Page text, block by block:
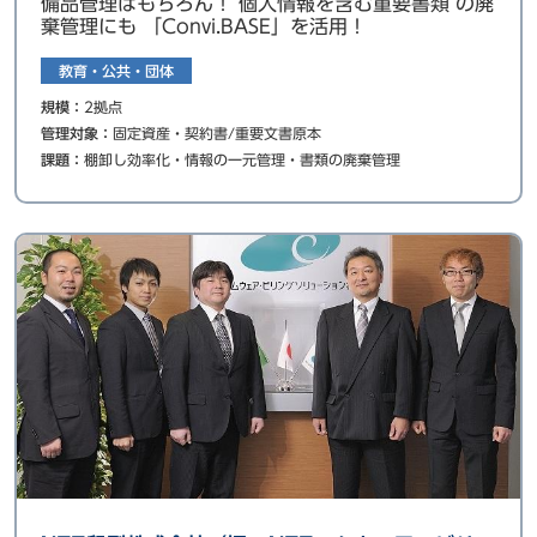
棄管理にも 「Convi.BASE」を活用！
教育・公共・団体
規模： 2拠点
管理対象： 固定資産・契約書/重要文書原本
課題： 棚卸し効率化・情報の一元管理・書類の廃棄管理